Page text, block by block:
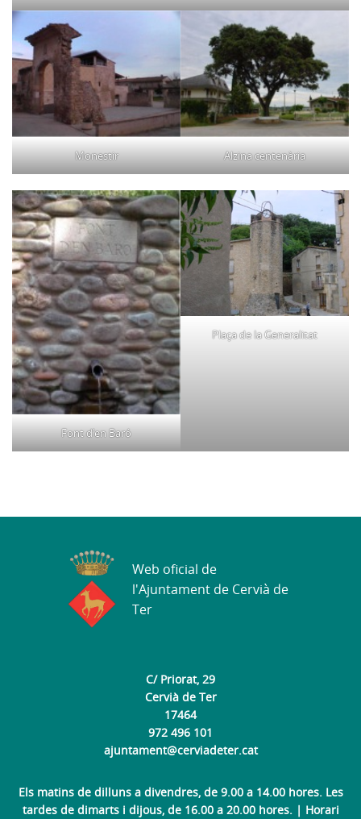
Monestir Alzina centenària
Font d’en Baró
Plaça de la Generalitat
C/ Priorat, 29
Cervià de Ter
17464
972 496 101
ajuntament@cerviadeter.cat
Els matins de dilluns a divendres, de 9.00 a 14.00 hores. Les
tardes de dimarts i dijous, de 16.00 a 20.00 hores. | Horari
Web oficial de
l'Ajuntament de Cervià de
Ter